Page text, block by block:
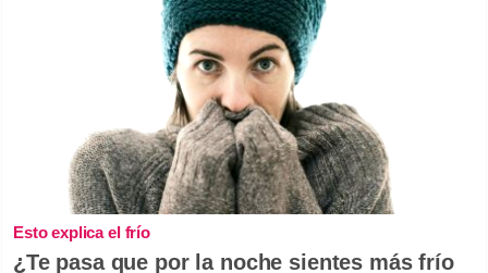
Esto explica el frío
¿Te pasa que por la noche sientes más frío